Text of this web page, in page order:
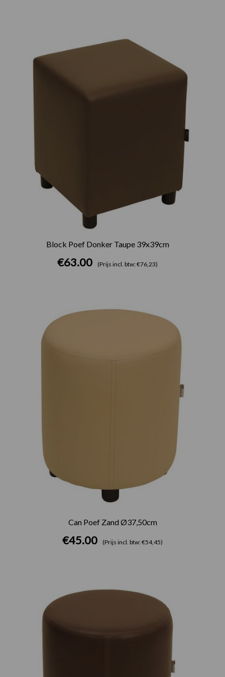
Block Poef Donker Taupe 39x39cm
€63.00 (Prijs incl. btw: €76,23)
Can Poef Zand Ø37,50cm
€45.00 (Prijs incl. btw: €54,45)